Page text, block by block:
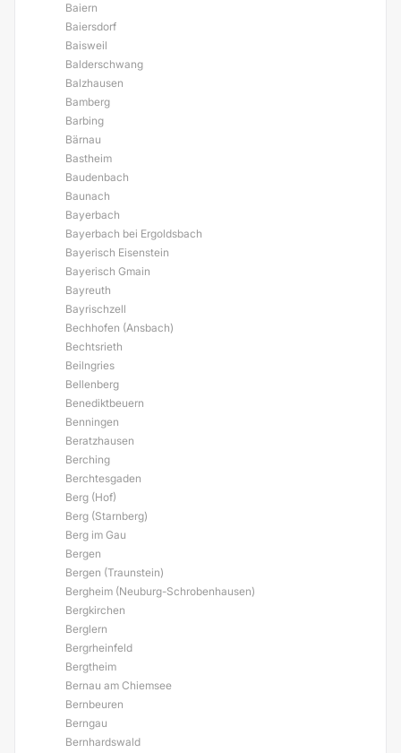
Baiern
Baiersdorf
Baisweil
Balderschwang
Balzhausen
Bamberg
Barbing
Bärnau
Bastheim
Baudenbach
Baunach
Bayerbach
Bayerbach bei Ergoldsbach
Bayerisch Eisenstein
Bayerisch Gmain
Bayreuth
Bayrischzell
Bechhofen (Ansbach)
Bechtsrieth
Beilngries
Bellenberg
Benediktbeuern
Benningen
Beratzhausen
Berching
Berchtesgaden
Berg (Hof)
Berg (Starnberg)
Berg im Gau
Bergen
Bergen (Traunstein)
Bergheim (Neuburg-Schrobenhausen)
Bergkirchen
Berglern
Bergrheinfeld
Bergtheim
Bernau am Chiemsee
Bernbeuren
Berngau
Bernhardswald